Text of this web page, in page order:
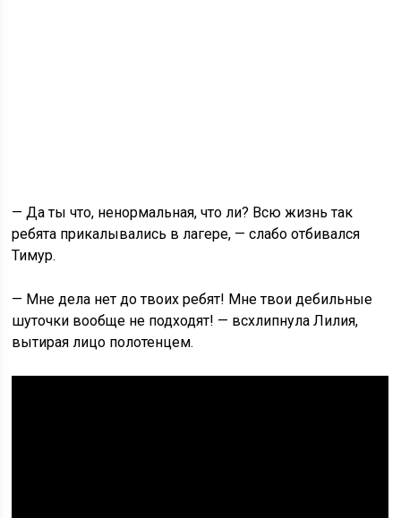
— Да ты что, ненормальная, что ли? Всю жизнь так
ребята прикалывались в лагере, — слабо отбивался
Тимур.
— Мне дела нет до твоих ребят! Мне твои дебильные
шуточки вообще не подходят! — всхлипнула Лилия,
вытирая лицо полотенцем.